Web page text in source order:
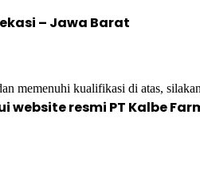
– Jawa Barat
memenuhi kualifikasi di atas,
website resmi PT Kalbe